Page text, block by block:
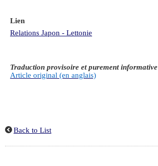
Lien
Relations Japon - Lettonie
Traduction provisoire et purement informative
Article original (en anglais)
Back to List